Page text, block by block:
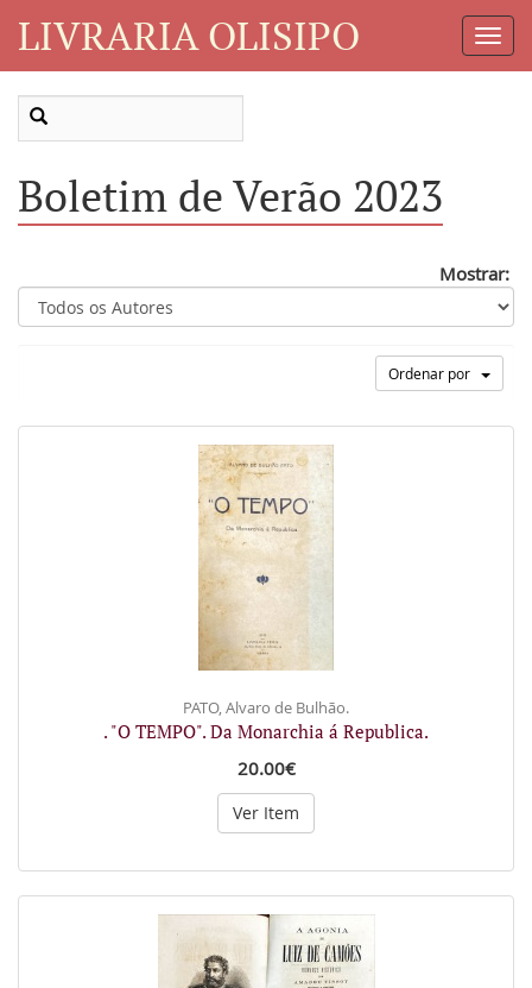
LIVRARIA OLISIPO
Boletim de Verão 2023
Mostrar:
Ordenar por
PATO, Alvaro de Bulhão.
. "O TEMPO". Da Monarchia á Republica.
20.00€
Ver Item